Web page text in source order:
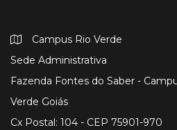
Campus Rio Verde
Sede Administrativa
Fazenda Fontes do Saber -
Verde Goiás
Cx Postal: 104 - CEP 75901-970